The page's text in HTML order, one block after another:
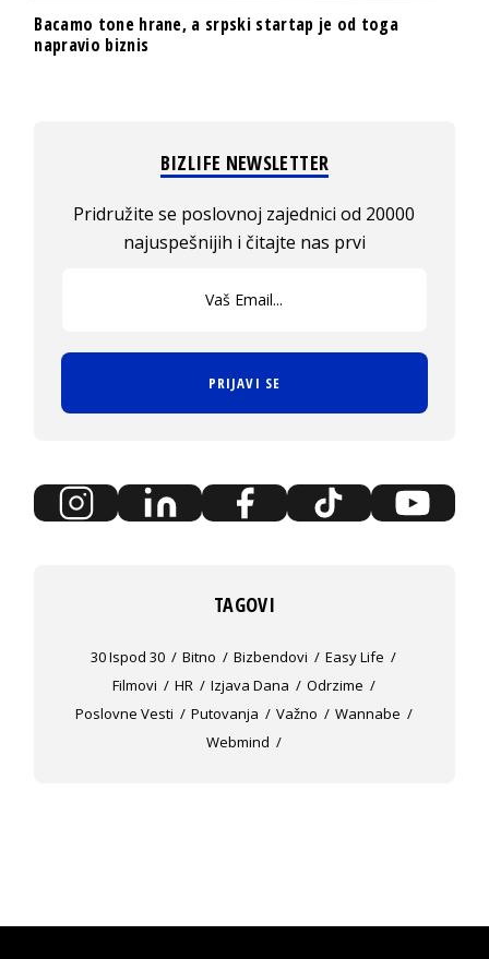
Bacamo tone hrane, a srpski startap je od toga
napravio biznis
BIZLIFE NEWSLETTER
Pridružite se poslovnoj zajednici od 20000
najuspešnijih i čitajte nas prvi
PRIJAVI SE
TAGOVI
30 Ispod 30 Bitno Bizbendovi
Easy Life
Filmovi
HR Izjava Dana
Odrzime
Poslovne Vesti
Putovanja Važno
Wannabe
Webmind